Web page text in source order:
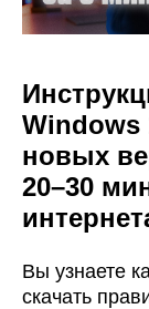
Windows
новых
20–30
Вы узнаете
скачать